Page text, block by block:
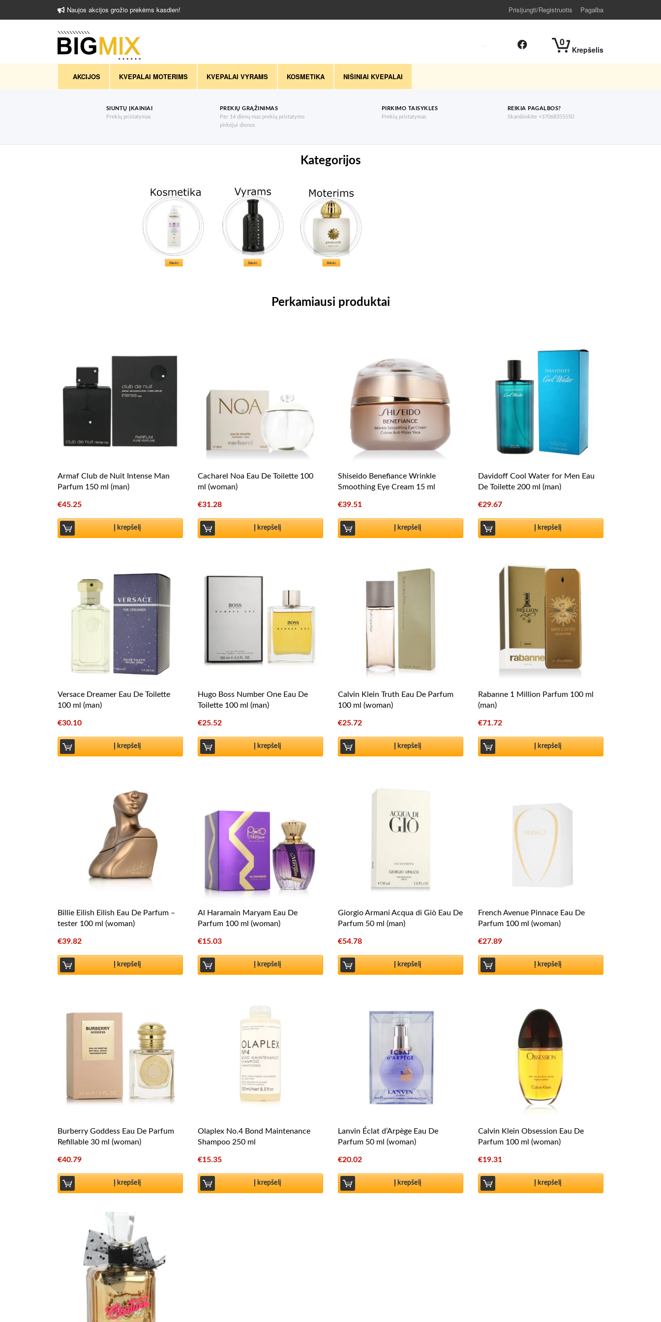
Naujos akcijos grožio prekėms kasdien! Prisijungti/Registruotis Pagalba
0
Krepšelis
AKCIJOS KVEPALAI MOTERIMS KVEPALAI VYRAMS KOSMETIKA NIŠINIAI KVEPALAI
SIUNTŲ ĮKAINIAI
Prekių pristatymas
PREKIŲ GRĄŽINIMAS
Per 14 dienų nuo prekių pristatymo
pirkėjui dienos
PIRKIMO TAISYKLES
Prekių pristatymas
REIKIA PAGALBOS?
Skambinkite +37068355550
Kategorijos
Perkamiausi produktai
Armaf Club de Nuit Intense Man
Parfum 150 ml (man)
€45.25
Į krepšelį
Cacharel Noa Eau De Toilette 100
ml (woman)
€31.28
Į krepšelį
Shiseido Benefiance Wrinkle
Smoothing Eye Cream 15 ml
€39.51
Į krepšelį
Davidoff Cool Water for Men Eau
De Toilette 200 ml (man)
€29.67
Į krepšelį
Versace Dreamer Eau De Toilette
100 ml (man)
€30.10
Į krepšelį
Hugo Boss Number One Eau De
Toilette 100 ml (man)
€25.52
Į krepšelį
Calvin Klein Truth Eau De Parfum
100 ml (woman)
€25.72
Į krepšelį
Rabanne 1 Million Parfum 100 ml
(man)
€71.72
Į krepšelį
Billie Eilish Eilish Eau De Parfum –
tester 100 ml (woman)
€39.82
Į krepšelį
Al Haramain Maryam Eau De
Parfum 100 ml (woman)
€15.03
Į krepšelį
Giorgio Armani Acqua di Giò Eau De
Parfum 50 ml (man)
€54.78
Į krepšelį
French Avenue Pinnace Eau De
Parfum 100 ml (woman)
€27.89
Į krepšelį
Burberry Goddess Eau De Parfum
Refillable 30 ml (woman)
€40.79
Į krepšelį
Olaplex No.4 Bond Maintenance
Shampoo 250 ml
€15.35
Į krepšelį
Lanvin Éclat d’Arpège Eau De
Parfum 50 ml (woman)
€20.02
Į krepšelį
Calvin Klein Obsession Eau De
Parfum 100 ml (woman)
€19.31
Į krepšelį